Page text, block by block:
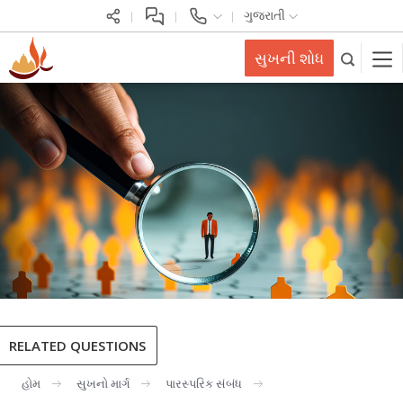
ગુજરાતી
સુખની શોધ
RELATED QUESTIONS
હોમ સુખનો માર્ગ
પારસ્પરિક સંબંધ